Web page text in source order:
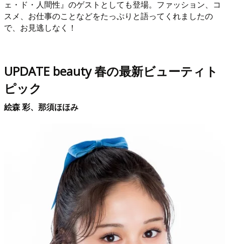
ェ・ド・人間性』のゲストとしても登場。ファッション、コ
スメ、お仕事のことなどをたっぷりと語ってくれましたの
で、お見逃しなく！
UPDATE beauty 春の最新ビューティト
ピック
絵森 彩、那須ほほみ